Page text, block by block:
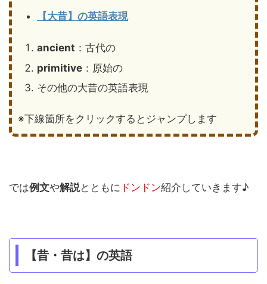
【大昔】の英語表現
ancient ：古代の
primitive ：原始の
その他の大昔の英語表現
※下線箇所をクリックするとジャンプします
では例文や解説とともに ドンドン紹介していきます♪
【昔・昔は】の英語